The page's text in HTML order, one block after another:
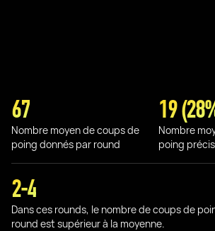
67
Nombre moyen de coups de
poing donnés par round
19
Nombre
poing
2-4
Dans ces rounds, le nombre de coups de
round est supérieur à la moyenne.